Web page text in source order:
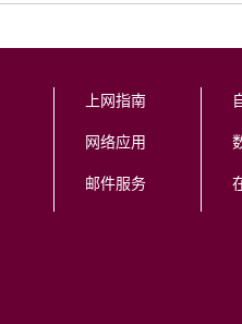
上网指南
网络应用
邮件服务